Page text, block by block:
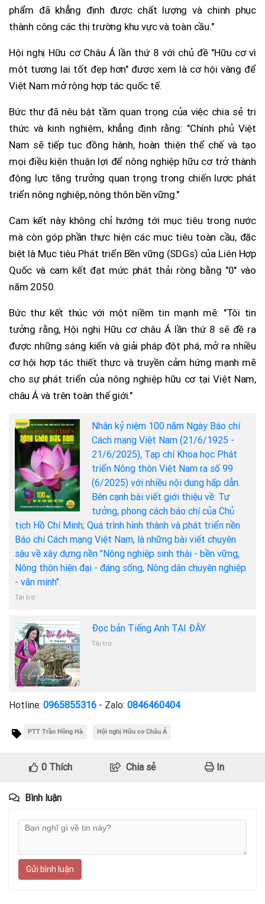
phẩm đã khẳng định được chất lượng và chinh phục
thành công các thị trường khu vực và toàn cầu."
Hội nghị Hữu cơ Châu Á lần thứ 8 với chủ đề "Hữu cơ vì
một tương lai tốt đẹp hơn" được xem là cơ hội vàng để
Việt Nam mở rộng hợp tác quốc tế.
Bức thư đã nêu bật tầm quan trọng của việc chia sẻ tri
thức và kinh nghiệm, khẳng định rằng: "Chính phủ Việt
Nam sẽ tiếp tục đồng hành, hoàn thiện thể chế và tạo
mọi điều kiện thuận lợi để nông nghiệp hữu cơ trở thành
động lực tăng trưởng quan trọng trong chiến lược phát
triển nông nghiệp, nông thôn bền vững."
Cam kết này không chỉ hướng tới mục tiêu trong nước
mà còn góp phần thực hiện các mục tiêu toàn cầu, đặc
biệt là Mục tiêu Phát triển Bền vững (SDGs) của Liên Hợp
Quốc và cam kết đạt mức phát thải ròng bằng "0" vào
năm 2050.
Bức thư kết thúc với một niềm tin mạnh mẽ: "Tôi tin
tưởng rằng, Hội nghị Hữu cơ châu Á lần thứ 8 sẽ đề ra
được những sáng kiến và giải pháp đột phá, mở ra nhiều
cơ hội hợp tác thiết thực và truyền cảm hứng mạnh mẽ
cho sự phát triển của nông nghiệp hữu cơ tại Việt Nam,
châu Á và trên toàn thế giới."
Nhân kỷ niệm 100 năm Ngày Báo chí
Cách mạng Việt Nam (21/6/1925 -
21/6/2025), Tạp chí Khoa học Phát
triển Nông thôn Việt Nam ra số 99
(6/2025) với nhiều nội dung hấp dẫn.
Bên cạnh bài viết giới thiệu về: Tư
tưởng, phong cách báo chí của Chủ
tịch Hồ Chí Minh; Quá trình hình thành và phát triển nền
Báo chí Cách mạng Việt Nam, là những bài viết chuyên
sâu về xây dựng nền "Nông nghiệp sinh thái - bền vững,
Nông thôn hiện đại - đáng sống, Nông dân chuyên nghiệp
- văn minh".
Tài trợ
Đọc bản Tiếng Anh TẠI ĐÂY
Tài trợ
Hotline: 0965855316 - Zalo: 0846460404
PTT Trần Hồng Hà Hội nghị Hữu cơ Châu Á
0Thích Chia sẻ In
Bình luận
Gửi bình luận